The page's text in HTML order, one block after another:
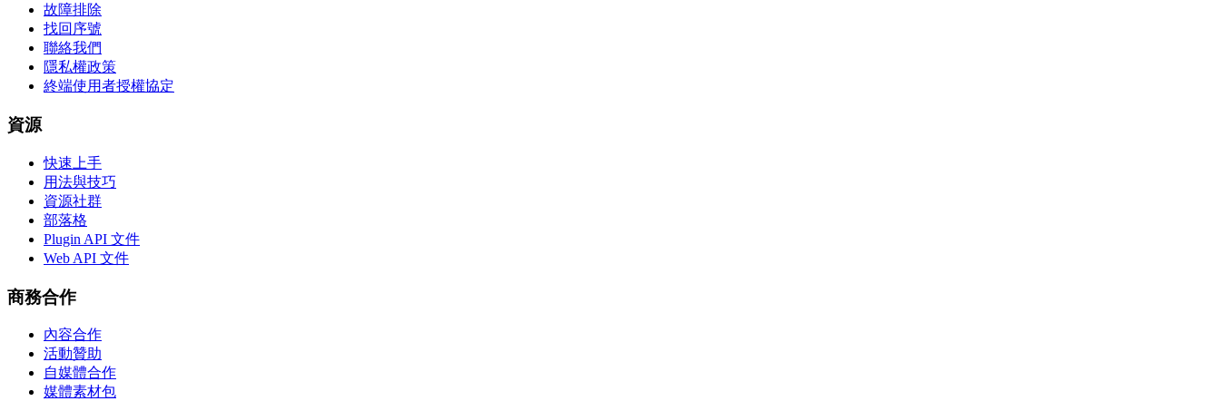
故障排除
找回序號
聯絡我們
隱私權政策
終端使用者授權協定
資源
快速上手
用法與技巧
資源社群
部落格
Plugin API 文件
Web API 文件
商務合作
內容合作
活動贊助
自媒體合作
媒體素材包